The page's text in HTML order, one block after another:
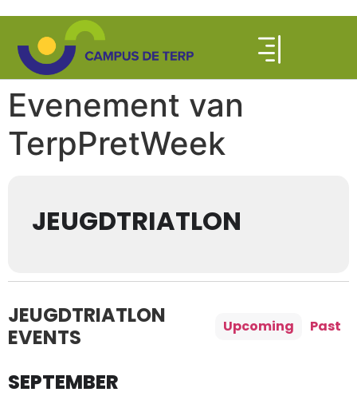
Evenement van
TerpPretWeek
JEUGDTRIATLON
JEUGDTRIATLON
EVENTS
Upcoming Past
SEPTEMBER